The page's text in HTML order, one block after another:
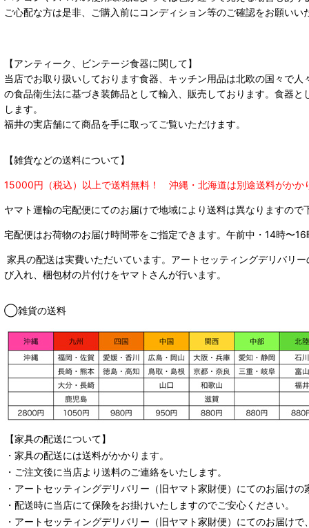
ご心配な方は是非、ご購入前にコンディション等のご確認をお願い
【アンティーク、ビンテージ食器に関して】
当店でお取り扱いしております食器、キッチン用品は北欧の国々で
の食品衛生法に基づき装飾品として輸入、販売しております。食器
します。
福井の実店舗にて商品を手に取ってご覧いただけます。
【雑貨などの送料について】
15000円（税込）以上で送料無料！ 沖縄・北海道は別途送料がかか
ヤマト運輸の宅配便にてのお届けで地域により送料は異なりますので
宅配便はお荷物のお届け時間帯をご指定できます。 午前中・14時〜
家具の配送は実費いただいています。アートセッティングデリバリ
び入れ、梱包材の片付けをヤマトさんが行います。
◯雑貨の送料
【家具の配送について】
・家具の配送には送料がかかります。
・ご注文後に当店より送料のご連絡をいたします。
・ アートセッティングデリバリー （旧ヤマト家財便） にてのお届けの
・配送時に当店にて保険をお掛けいたしますのでご安心ください。
・ アートセッティングデリバリー （旧ヤマト家財便） にてのお届けで